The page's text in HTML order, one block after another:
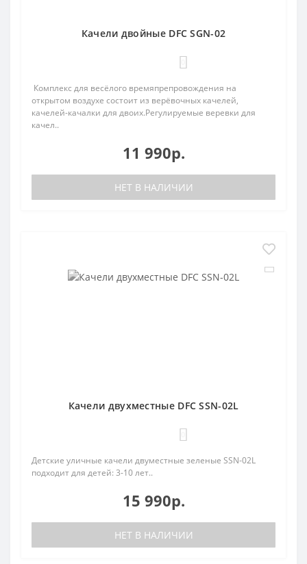
Качели двойные DFC SGN-02
Комплекс для весёлого времяпрепровождения на
открытом воздухе состоит из верёвочных качелей,
качелей-качалки для двоих.Регулируемые веревки для
качел..
11 990р.
НЕТ В НАЛИЧИИ
Качели двухместные DFC SSN-02L
Детские уличные качели двуместные зеленые SSN-02L
подходит для детей: 3-10 лет..
15 990р.
НЕТ В НАЛИЧИИ